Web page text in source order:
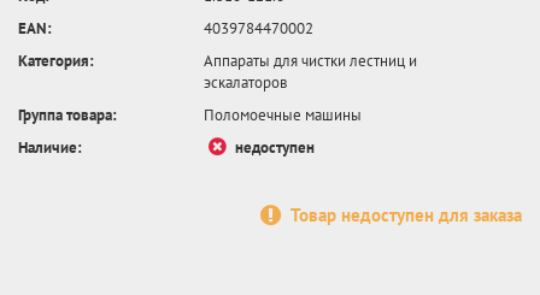
EAN:
4039784470002
Категория:
Аппараты для чистки лестниц и
эскалаторов
Группа товара:
Поломоечные машины
Наличие:
недоступен
Товар недоступен для заказа